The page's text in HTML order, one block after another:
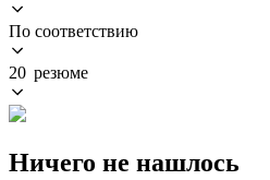
По соответствию
20 резюме
Ничего не нашлось